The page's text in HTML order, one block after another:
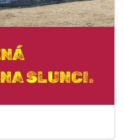
SLUNCI.